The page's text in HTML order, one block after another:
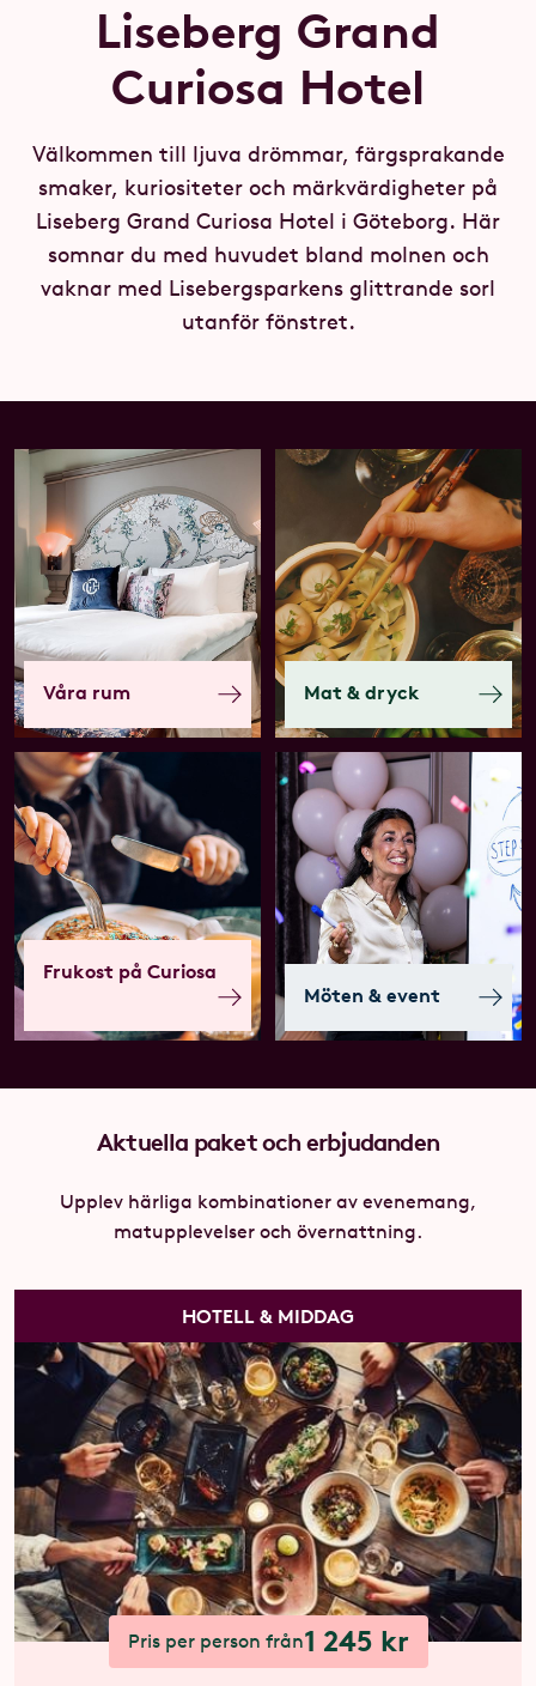
Liseberg Grand
Curiosa Hotel
Välkommen till ljuva drömmar, färgsprakande
smaker, kuriositeter och märkvärdigheter på
Liseberg Grand Curiosa Hotel i Göteborg. Här
somnar du med huvudet bland molnen och
vaknar med Lisebergsparkens glittrande sorl
utanför fönstret.
Våra rum Mat & dryck
Frukost på Curiosa
Möten & event
Aktuella paket och erbjudanden
Upplev härliga kombinationer av evenemang,
matupplevelser och övernattning.
HOTELL & MIDDAG
Pris per person från1 245 kr